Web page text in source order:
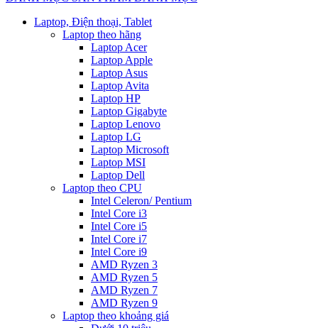
Laptop, Điện thoại, Tablet
Laptop theo hãng
Laptop Acer
Laptop Apple
Laptop Asus
Laptop Avita
Laptop HP
Laptop Gigabyte
Laptop Lenovo
Laptop LG
Laptop Microsoft
Laptop MSI
Laptop Dell
Laptop theo CPU
Intel Celeron/ Pentium
Intel Core i3
Intel Core i5
Intel Core i7
Intel Core i9
AMD Ryzen 3
AMD Ryzen 5
AMD Ryzen 7
AMD Ryzen 9
Laptop theo khoảng giá